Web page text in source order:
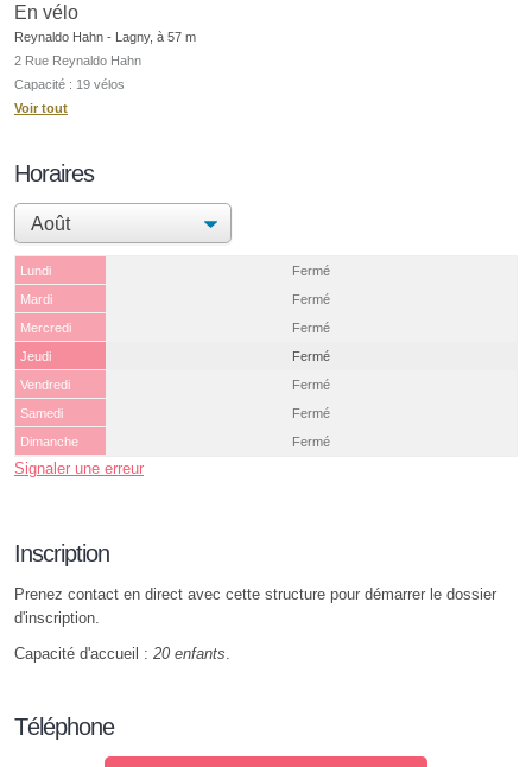
En vélo
Reynaldo Hahn - Lagny, à 57 m
2 Rue Reynaldo Hahn
Capacité : 19 vélos
Voir tout
Horaires
Lundi
Fermé
Mardi
Fermé
Mercredi
Fermé
Jeudi
Fermé
Vendredi
Fermé
Samedi
Fermé
Dimanche
Fermé
Signaler une erreur
Inscription
Prenez contact en direct avec cette structure pour démarrer le dossier
d'inscription.
Capacité d'accueil : 20 enfants
Téléphone